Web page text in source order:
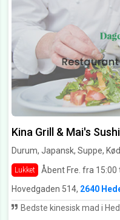
Kina Grill & Mai's
Durum, Japansk, Suppe,
Lukket Åbent Fre. fra 15:00
Hovedgaden 514, 2640
Bedste kinesisk mad i